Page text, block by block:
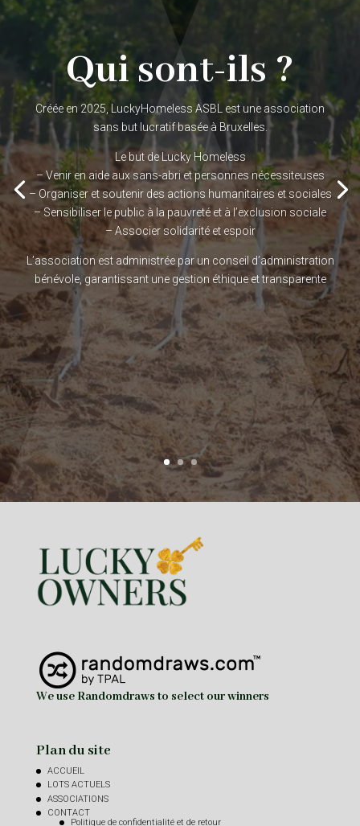
Qui sont-ils ?
Créée en 2025, LuckyHomeless ASBL est une association
sans but lucratif basée à Bruxelles.
Le but de Lucky Homeless
– Venir en aide aux sans-abri et personnes nécessiteuses
– Organiser et soutenir des actions humanitaires et sociales
– Sensibiliser le public à la pauvreté et à l’exclusion sociale
– Associer solidarité et espoir
L’association est administrée par un conseil d’administration
bénévole, garantissant une gestion éthique et transparente
We use Randomdraws to select our winners
Plan du site
ACCUEIL
LOTS ACTUELS
ASSOCIATIONS
CONTACT
Politique de confidentialité et de retour